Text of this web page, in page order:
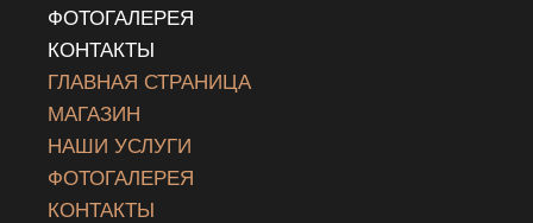
ФОТОГАЛЕРЕЯ
КОНТАКТЫ
ГЛАВНАЯ СТРАНИЦА
МАГАЗИН
НАШИ УСЛУГИ
ФОТОГАЛЕРЕЯ
КОНТАКТЫ